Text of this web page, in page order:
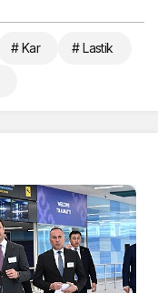
# Kar # Lastik